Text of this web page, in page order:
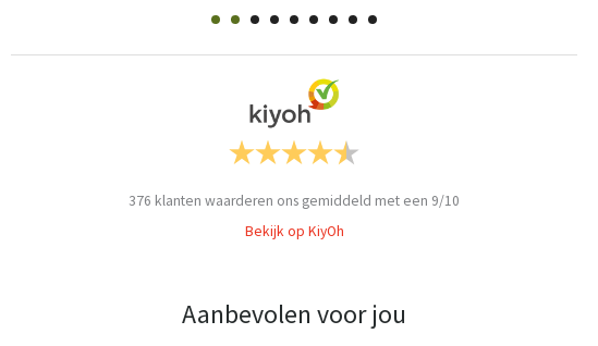
376 klanten waarderen ons gemiddeld met een 9/10
Bekijk op KiyOh
Aanbevolen voor jou